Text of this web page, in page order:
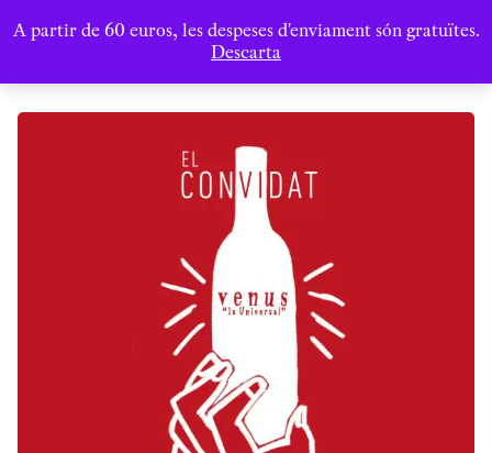
A partir de 60 euros, les despeses d'enviament són gratuïtes.
Descarta